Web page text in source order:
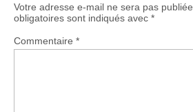
Votre adresse e-mail ne sera pas publiée.
obligatoires sont indiqués avec *
Commentaire *